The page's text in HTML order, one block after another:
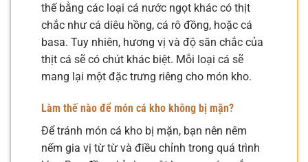
thế bằng các loại cá nước ngọt khác có thịt
chắc như cá diêu hồng, cá rô đồng, hoặc cá
basa. Tuy nhiên, hương vị và độ săn chắc của
thịt cá sẽ có chút khác biệt. Mỗi loại cá sẽ
mang lại một đặc trưng riêng cho món kho.
Làm thế nào để món cá kho không bị mặn?
Để tránh món cá kho bị mặn, bạn nên nêm
nếm gia vị từ từ và điều chỉnh trong quá trình